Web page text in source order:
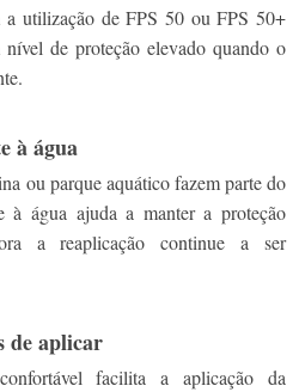
a utilização de FPS 50 ou FPS 50+
de proteção elevado quando o
à água
ou parque aquático fazem parte do
à água ajuda a manter a proteção
a reaplicação continue a ser
de aplicar
facilita a aplicação da